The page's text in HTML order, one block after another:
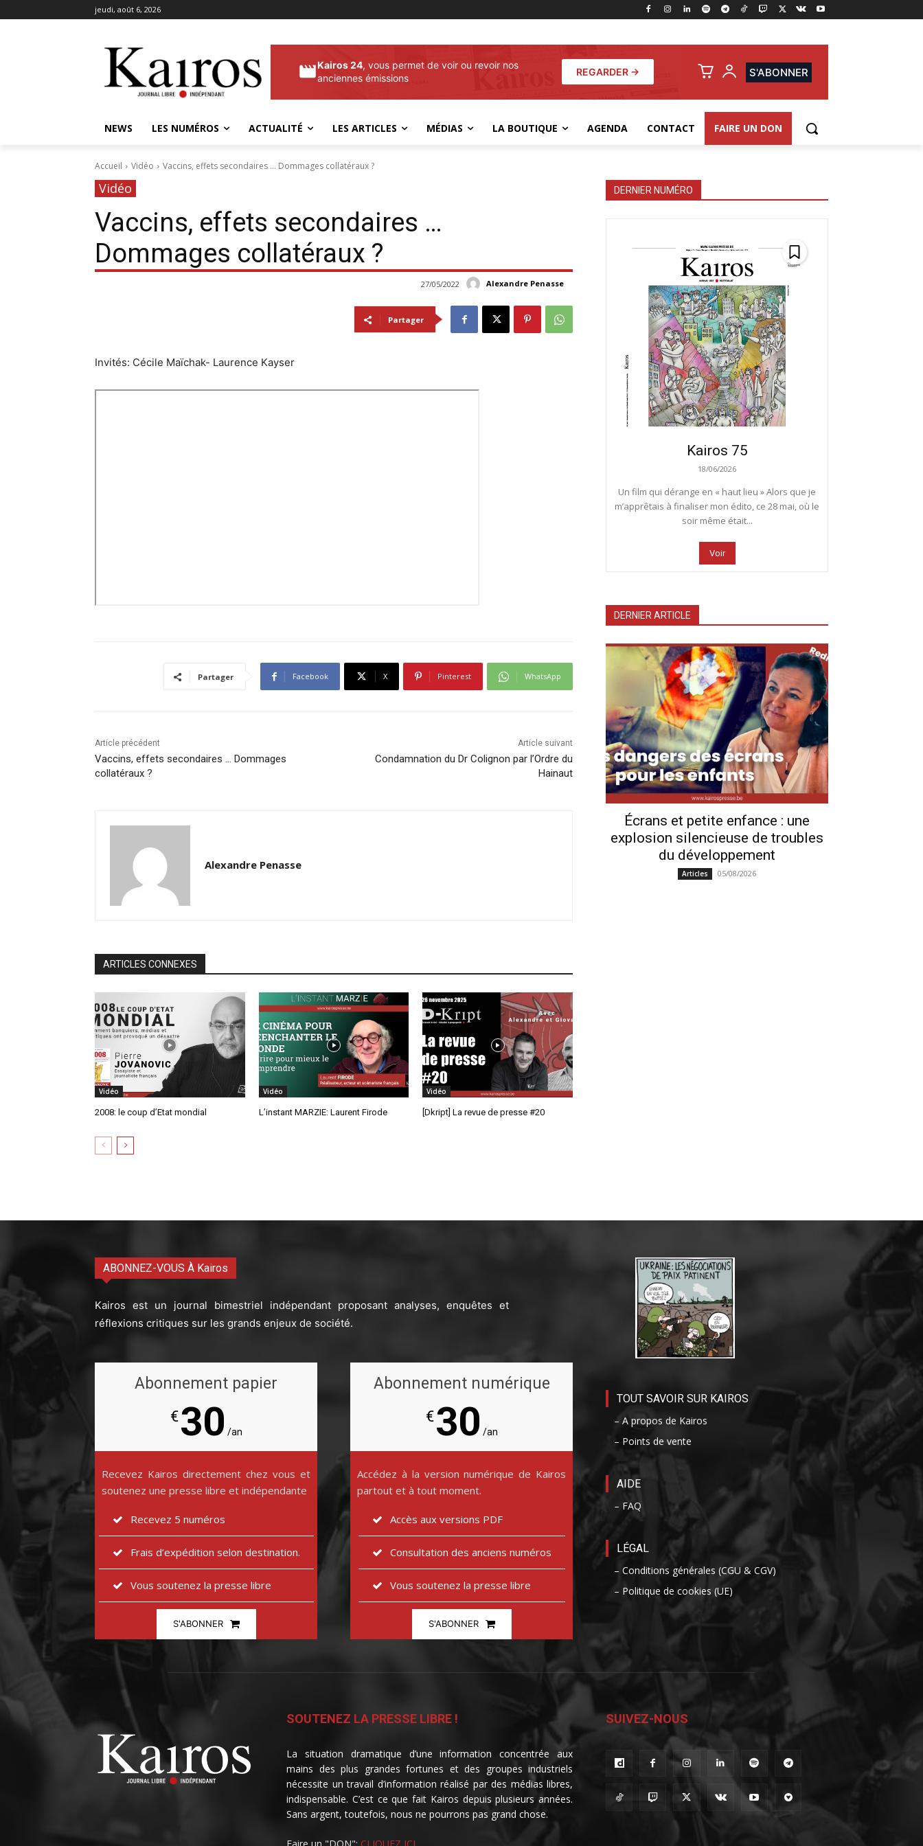
jeudi, août 6, 2026
Kairos 24, vous permet de voir ou revoir nos
anciennes émissions
REGARDER → S'ABONNER
NEWS LES NUMÉROS ACTUALITÉ LES ARTICLES MÉDIAS LA BOUTIQUE AGENDA CONTACT FAIRE UN DON
Accueil Vidéo Vaccins, effets secondaires ... Dommages collatéraux ?
Vidéo
Vaccins, effets secondaires …
Dommages collatéraux ?
Alexandre Penasse
27/05/2022
Partager
Invités: Cécile Maïchak- Laurence Kayser
Partager Facebook X Pinterest WhatsApp
Article précédent
Vaccins, effets secondaires … Dommages
collatéraux ?
Article suivant
Condamnation du Dr Colignon par l’Ordre du
Hainaut
Alexandre Penasse
ARTICLES CONNEXES
Vidéo
2008: le coup d’Etat mondial
Vidéo
L’instant MARZIE: Laurent Firode
Vidéo
[Dkript] La revue de presse #20
DERNIER NUMÉRO
Kairos 75
18/06/2026
Un film qui dérange en « haut lieu » Alors que je
m’apprêtais à finaliser mon édito, ce 28 mai, où le
soir même était...
Voir
DERNIER ARTICLE
Écrans et petite enfance : une
explosion silencieuse de troubles
du développement
Articles 05/08/2026
ABONNEZ-VOUS À Kairos
Kairos est un journal bimestriel indépendant proposant analyses, enquêtes et
réflexions critiques sur les grands enjeux de société.
Abonnement papier
€30 /an
Recevez Kairos directement chez vous et
soutenez une presse libre et indépendante
Recevez 5 numéros
Frais d’expédition selon destination.
Vous soutenez la presse libre
S'ABONNER
Abonnement numérique
€30 /an
Accédez à la version numérique de Kairos
partout et à tout moment.
Accès aux versions PDF
Consultation des anciens numéros
Vous soutenez la presse libre
S'ABONNER
TOUT SAVOIR SUR KAIROS
– A propos de Kairos
– Points de vente
AIDE
– FAQ
LÉGAL
– Conditions générales (CGU & CGV)
– Politique de cookies (UE)
SOUTENEZ LA PRESSE LIBRE !
La situation dramatique d’une information concentrée aux
mains des plus grandes fortunes et des groupes industriels
nécessite un travail d’information réalisé par des médias libres,
indispensable. C’est ce que fait Kairos depuis plusieurs années.
Sans argent, toutefois, nous ne pourrons pas grand chose.
SUIVEZ-NOUS